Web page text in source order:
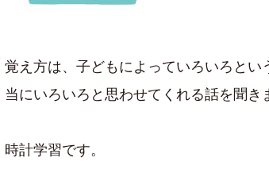
覚え方は、子どもによっていろいろと
当にいろいろと思わせてくれる話を聞き
時計学習です。